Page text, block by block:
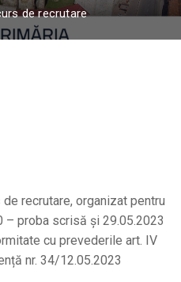
de recrutare
recrutare, organizat pentru
– proba scrisă și 29.05.2023
cu prevederile art. IV
nr. 34/12.05.2023